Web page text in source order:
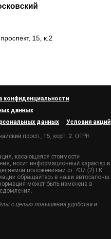
15, к.2
конфиденциальности
данных
данных
Условия акций
просп., 15, корп. 2. ОГРН
касающаяся стоимости
носит информационный характер и
положениями ст. 437 (2) ГК
обращайтесь в наши автосалоны.
может быть изменена в
с целью повышения удобства и